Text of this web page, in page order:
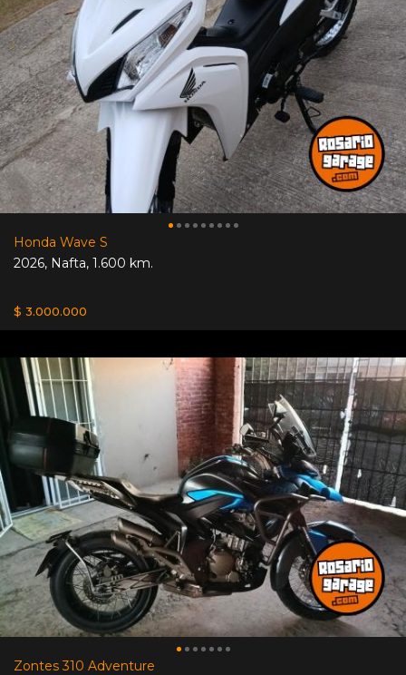
Honda Wave S
2026, Nafta, 1.600 km.
$ 3.000.000
Zontes 310 Adventure